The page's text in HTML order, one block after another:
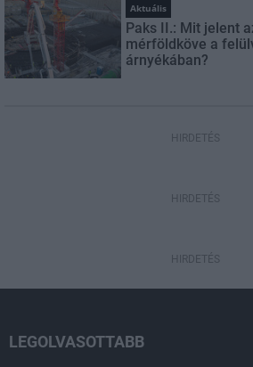
Aktuális
Paks II.: Mit jelent
mérföldköve a
árnyékában?
HIRDETÉS
HIRDETÉS
HIRDETÉS
LEGOLVASOTTABB